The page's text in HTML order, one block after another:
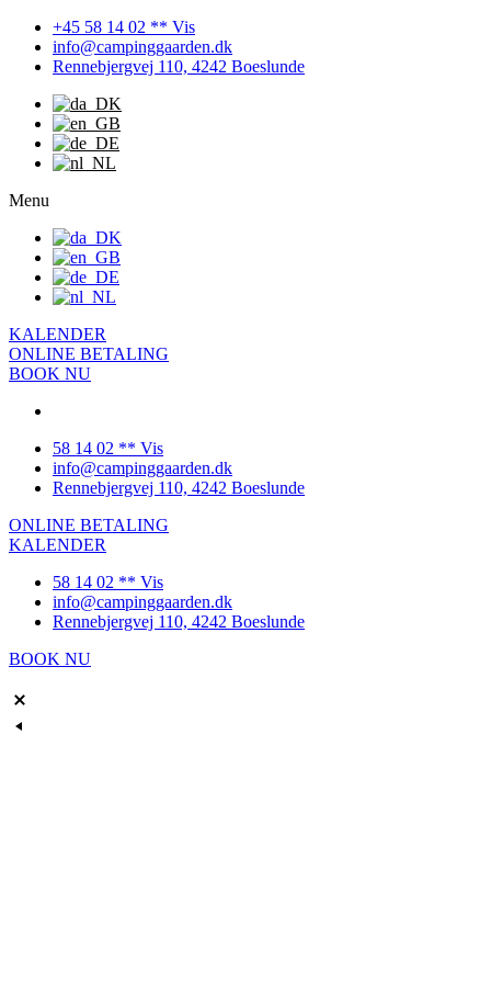
+45 58 14 02 ** Vis
info@campinggaarden.dk
Rennebjergvej 110, 4242 Boeslunde
Menu
KALENDER
ONLINE BETALING
BOOK NU
58 14 02 ** Vis
info@campinggaarden.dk
Rennebjergvej 110, 4242 Boeslunde
ONLINE BETALING
KALENDER
58 14 02 ** Vis
info@campinggaarden.dk
Rennebjergvej 110, 4242 Boeslunde
BOOK NU